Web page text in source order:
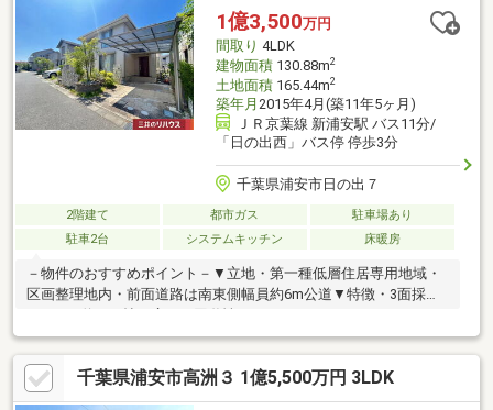
空室のため、室内をゆっくりとご見学いただけます。建物及び設
備の契約不適合責任免責
1億3,500万円
間取り 4LDK
建物面積130.88m2
土地面積165.44m2
築年月 2015年4月(築11年5ヶ月)
ＪＲ京葉線 新浦安駅 バス11分/
「日の出西」バス停 停歩3分
千葉県浦安市日の出７
2階建て 都市ガス
駐車場あり
駐車2台
システムキッチン 床暖房
－物件のおすすめポイント－▼立地・第一種低層住居専用地域・
区画整理地内・前面道路は南東側幅員約6m公道▼特徴・3面採光
つ口コンロを採用・コミュニケーションを育むリビング階段・
WIC2箇所・屋根裏収納など収納豊富・玄関は2WAY、生活動線良
好・地盤を強固にする液状化対策工事済・2台駐車可能(車種によ
る)▼設備・太陽光発電システム・床暖房(LD)・食洗機・浴室乾燥
千葉県浦安市高洲３ 1億5,500万円 3LDK